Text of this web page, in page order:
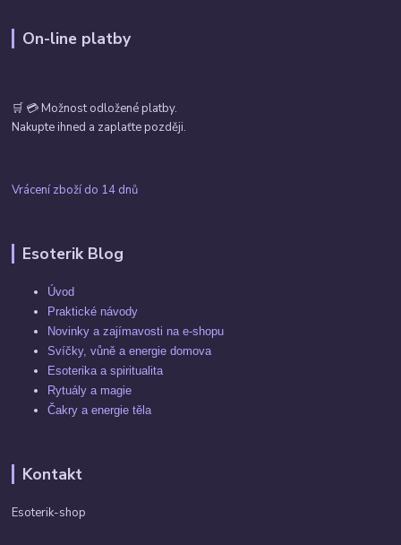
On-line platby
🛒 💳 Možnost odložené platby.
Nakupte ihned a zaplaťte později.
Vrácení zboží do 14 dnů
Esoterik Blog
Úvod
Praktické návody
Novinky a zajímavosti na e-shopu
Svíčky, vůně a energie domova
Esoterika a spiritualita
Rytuály a magie
Čakry a energie těla
Kontakt
Esoterik-shop